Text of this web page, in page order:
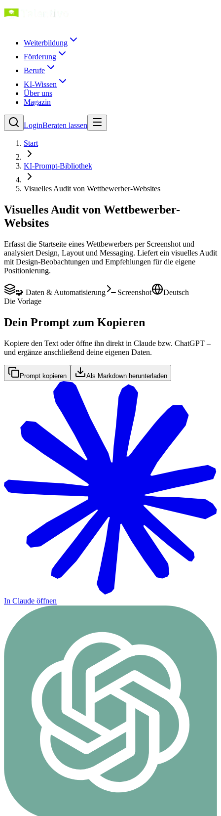
Weiterbildung
Förderung
Berufe
KI-Wissen
Über uns
Magazin
LoginBeraten lassen
Start
KI-Prompt-Bibliothek
Visuelles Audit von Wettbewerber-Websites
Visuelles Audit von Wettbewerber-
Websites
Erfasst die Startseite eines Wettbewerbers per Screenshot und
analysiert Design, Layout und Messaging. Liefert ein visuelles Audit
mit Design-Beobachtungen und Empfehlungen für die eigene
Positionierung.
🧩 Daten & Automatisierung Screenshot
Deutsch
Die Vorlage
Dein Prompt zum Kopieren
Kopiere den Text oder öffne ihn direkt in Claude bzw. ChatGPT –
und ergänze anschließend deine eigenen Daten.
Prompt kopieren Als Markdown herunterladen
In Claude öffnen